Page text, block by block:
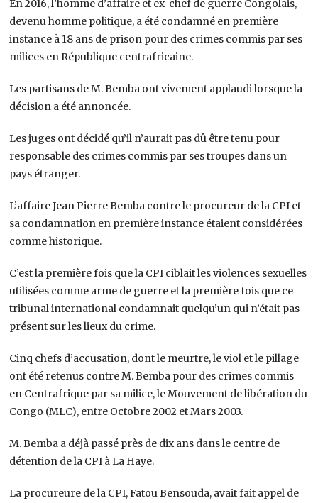
En 2016, l’homme d’affaire et ex-chef de guerre Congolais,
devenu homme politique, a été condamné en première
instance à 18 ans de prison pour des crimes commis par ses
milices en République centrafricaine.
Les partisans de M. Bemba ont vivement applaudi lorsque la
décision a été annoncée.
Les juges ont décidé qu’il n’aurait pas dû être tenu pour
responsable des crimes commis par ses troupes dans un
pays étranger.
L’affaire Jean Pierre Bemba contre le procureur de la CPI et
sa condamnation en première instance étaient considérées
comme historique.
C’est la première fois que la CPI ciblait les violences sexuelles
utilisées comme arme de guerre et la première fois que ce
tribunal international condamnait quelqu’un qui n’était pas
présent sur les lieux du crime.
Cinq chefs d’accusation, dont le meurtre, le viol et le pillage
ont été retenus contre M. Bemba pour des crimes commis
en Centrafrique par sa milice, le Mouvement de libération du
Congo (MLC), entre Octobre 2002 et Mars 2003.
M. Bemba a déjà passé près de dix ans dans le centre de
détention de la CPI à La Haye.
La procureure de la CPI, Fatou Bensouda, avait fait appel de